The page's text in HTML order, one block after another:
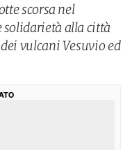
scorsa nel
solidarietà alla città
vulcani Vesuvio ed